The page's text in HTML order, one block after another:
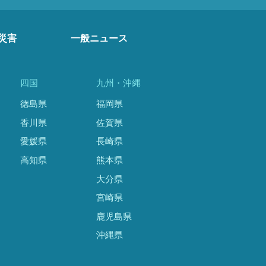
害 一般ニュース
四国
徳島県
香川県
愛媛県
高知県
九州・沖縄
福岡県
佐賀県
長崎県
熊本県
大分県
宮崎県
鹿児島県
沖縄県